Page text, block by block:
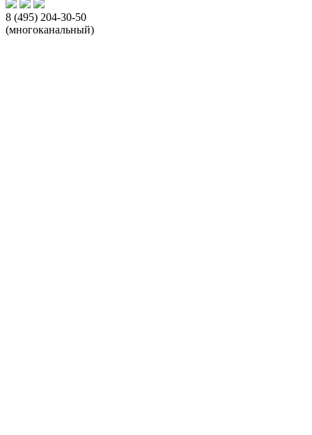
8 (495) 204-30-50
(многоканальный)